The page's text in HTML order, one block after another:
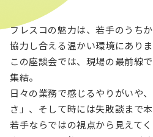
フレスコの魅力は、若手のうち
協力し合える温かい環境にありま
この座談会では、現場の最前線
集結。
日々の業務で感じるやりがいや
さ」、そして時には失敗談まで
若手ならではの視点から見えて